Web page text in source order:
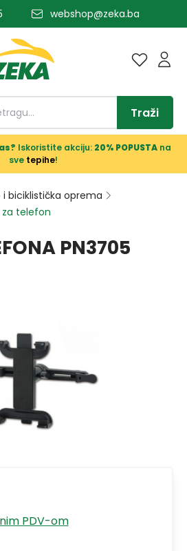
webshop@zeka.ba
Traži
Iskoristite akciju: 20% POPUSTAna
sve tepihe!
biciklistička oprema
za telefon
PN3705
PDV-om